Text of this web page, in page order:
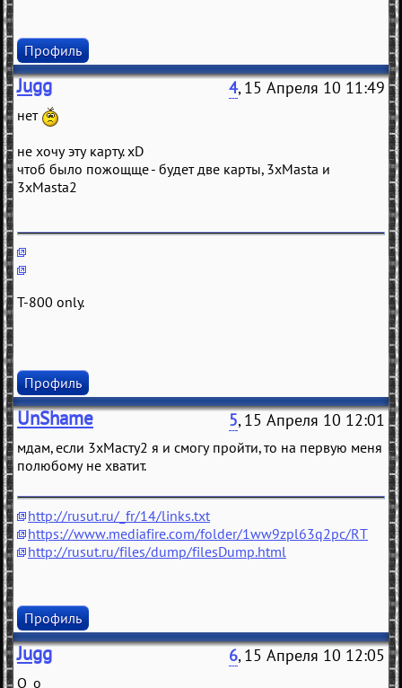
Профиль
Jugg 4, 15 Апреля 10 11:49
нет
не хочу эту карту. xD
чтоб было пожощще - будет две карты, 3xMasta и
3xMasta2
T-800 only.
Профиль
UnShame 5, 15 Апреля 10 12:01
мдам, если 3хМасту2 я и смогу пройти, то на первую меня
полюбому не хватит.
http://rusut.ru/_fr/14/links.txt
https://www.mediafire.com/folder/1ww9zpl63q2pc/RT
http://rusut.ru/files/dump/filesDump.html
Профиль
Jugg 6, 15 Апреля 10 12:05
О_о